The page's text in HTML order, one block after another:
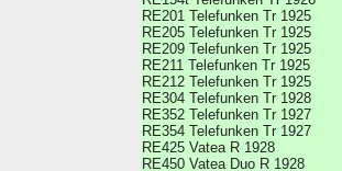
RE201 Telefunken Tr 1925
RE205 Telefunken Tr 1925
RE209 Telefunken Tr 1925
RE211 Telefunken Tr 1925
RE212 Telefunken Tr 1925
RE304 Telefunken Tr 1928
RE352 Telefunken Tr 1927
RE354 Telefunken Tr 1927
RE425 Vatea R 1928
RE450 Vatea Duo R 1928